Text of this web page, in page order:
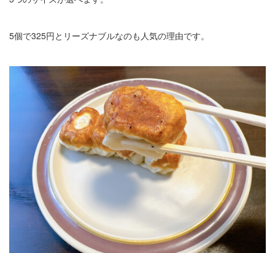
5個で325円とリーズナブルなのも人気の理由です。